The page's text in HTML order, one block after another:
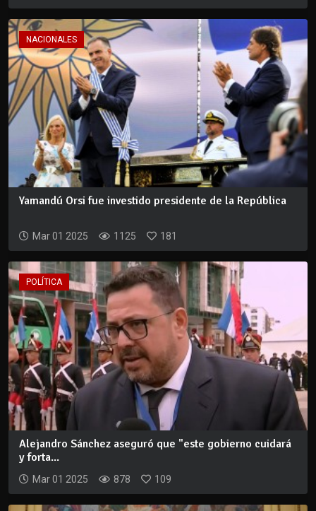
NACIONALES
Yamandú Orsi fue investido presidente de la República
Mar 01 2025 1125 181
POLÍTICA
Alejandro Sánchez aseguró que "este gobierno cuidará
y forta...
Mar 01 2025 878 109